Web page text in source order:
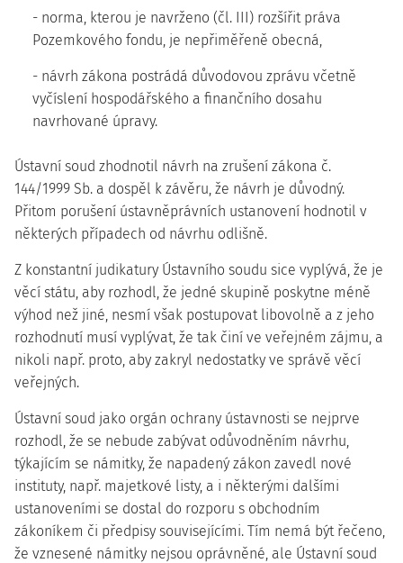
- norma, kterou je navrženo (čl. III) rozšířit práva
Pozemkového fondu, je nepřiměřeně obecná,
- návrh zákona postrádá důvodovou zprávu včetně
vyčíslení hospodářského a finančního dosahu
navrhované úpravy.
Ústavní soud zhodnotil návrh na zrušení zákona č.
144/1999 Sb. a dospěl k závěru, že návrh je důvodný.
Přitom porušení ústavněprávních ustanovení hodnotil v
některých případech od návrhu odlišně.
Z konstantní judikatury Ústavního soudu sice vyplývá, že je
věcí státu, aby rozhodl, že jedné skupině poskytne méně
výhod než jiné, nesmí však postupovat libovolně a z jeho
rozhodnutí musí vyplývat, že tak činí ve veřejném zájmu, a
nikoli např. proto, aby zakryl nedostatky ve správě věcí
veřejných.
Ústavní soud jako orgán ochrany ústavnosti se nejprve
rozhodl, že se nebude zabývat odůvodněním návrhu,
týkajícím se námitky, že napadený zákon zavedl nové
instituty, např. majetkové listy, a i některými dalšími
ustanoveními se dostal do rozporu s obchodním
zákoníkem či předpisy souvisejícími. Tím nemá být řečeno,
že vznesené námitky nejsou oprávněné, ale Ústavní soud